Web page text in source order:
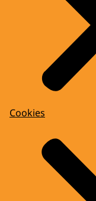
Cookies